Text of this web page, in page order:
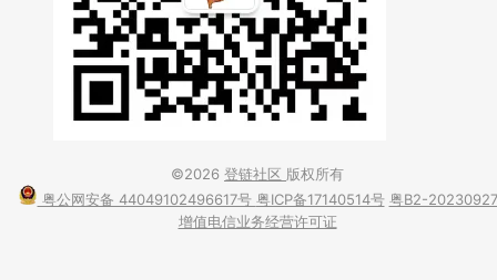
©2026 登链社区 版权所有
粤公网安备 44049102496617号 粤ICP备17140514号 粤B2-20230927
增值电信业务经营许可证